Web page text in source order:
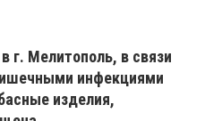
г. Мелитополь, в связи
инфекциями
изделия,